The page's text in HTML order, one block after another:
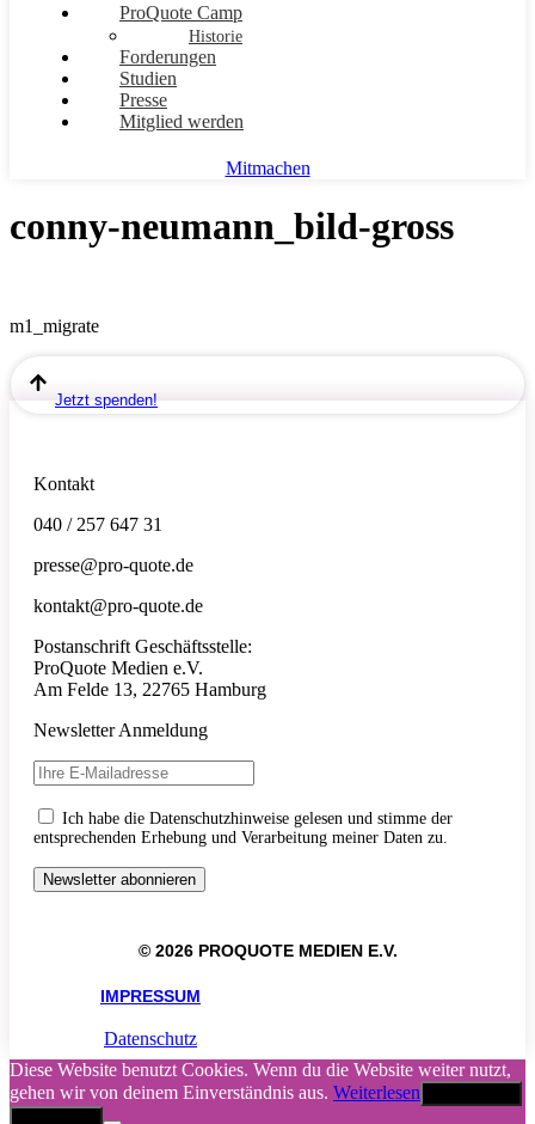
ProQuote Camp
Historie
Forderungen
Studien
Presse
Mitglied werden
Mitmachen
conny-neumann_bild-gross
m1_migrate
Jetzt spenden!
Kontakt
040 / 257 647 31
presse@pro-quote.de
kontakt@pro-quote.de
Postanschrift Geschäftsstelle:
ProQuote Medien e.V.
Am Felde 13, 22765 Hamburg
Newsletter Anmeldung
Ich habe die Datenschutzhinweise gelesen und stimme der
entsprechenden Erhebung und Verarbeitung meiner Daten zu.
© 2026 PROQUOTE MEDIEN E.V.
IMPRESSUM
Datenschutz
Diese Website benutzt Cookies. Wenn du die Website weiter nutzt,
gehen wir von deinem Einverständnis aus. Weiterlesen